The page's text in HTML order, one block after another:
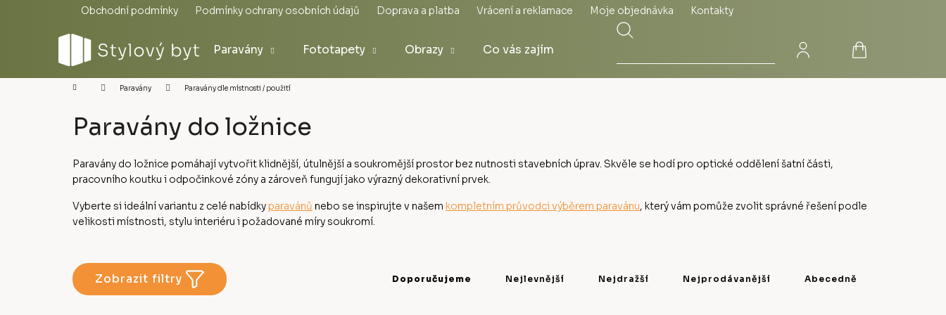
Obchodní podmínky Podmínky ochrany osobních údajů Doprava a platba Vrácení a reklamace Moje objednávka Kontakty
Paravány Fototapety Obrazy Co vás zajímá
Hledat
Přihlášení Nákupní
Domů Paravány Paravány dle místnosti / použití
Paravány do ložnice
Paravány do ložnice pomáhají vytvořit klidnější, útulnější a soukromější prostor bez nutnosti stavebních úprav. Skvěle se hodí pro optické oddělení šatní části,
pracovního koutku i odpočinkové zóny a zároveň fungují jako výrazný dekorativní prvek.
Vyberte si ideální variantu z celé nabídky paravánů nebo se inspirujte v našem kompletním průvodci výběrem paravánu, který vám pomůže zvolit správné řešení podle
velikosti místnosti, stylu interiéru i požadované míry soukromí.
Zobrazit filtry Doporučujeme Nejlevnější Nejdražší Nejprodávanější Abecedně